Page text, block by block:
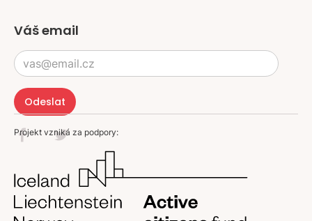
Váš email
Projekt vzniká za podpory: